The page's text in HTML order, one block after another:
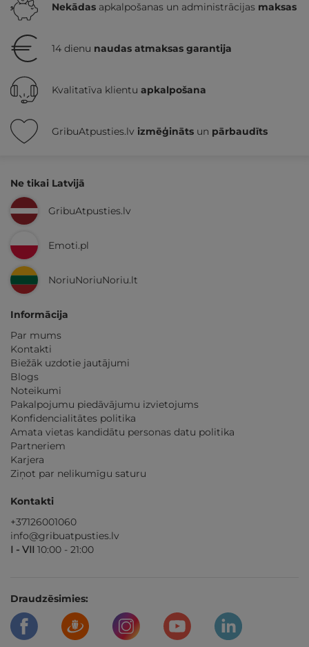
Nekādas apkalpošanas un administrācijas maksas
14 dienu naudas atmaksas garantija
Kvalitatīva klientu apkalpošana
GribuAtpusties.lv izmēģināts un pārbaudīts
Ne tikai Latvijā
GribuAtpusties.lv
Emoti.pl
NoriuNoriuNoriu.lt
Informācija
Par mums
Kontakti
Biežāk uzdotie jautājumi
Blogs
Noteikumi
Pakalpojumu piedāvājumu izvietojums
Konfidencialitātes politika
Amata vietas kandidātu personas datu politika
Partneriem
Karjera
Ziņot par nelikumīgu saturu
Kontakti
+37126001060
info@gribuatpusties.lv
I - VII 10:00 - 21:00
Draudzēsimies: